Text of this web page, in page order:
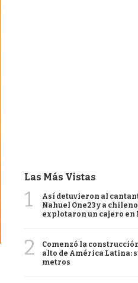
Las Más Vistas
1
Así detuvieron al
Nahuel One23 y a
explotaron un cajero en
2
Comenzó la
alto de América Latina:
metros